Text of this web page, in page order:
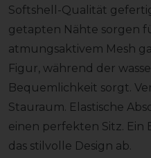
Softshell-Qualität
getapten Nähte sorgen
atmungsaktivem Mesh
Figur, während der
Bequemlichkeit sorgt.
Stauraum. Elastische
einen perfekten Sitz.
das stilvolle Design ab.